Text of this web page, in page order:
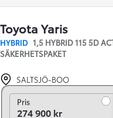
Toyota Yaris
HYBRID 1,5 HYBRID 115 5D
SÄKERHETSPAKET
SALTSJÖ-BOO
PrisPris
274 900 kr